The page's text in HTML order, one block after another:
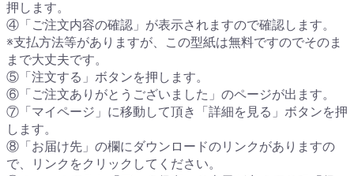
押します。
④「ご注文内容の確認」が表示されますので確認します。
※支払方法等がありますが、この型紙は無料ですのでそのま
まで大丈夫です。
⑤「注文する」ボタンを押します。
⑥「ご注文ありがとうございました」のページが出ます。
⑦「マイページ」に移動して頂き「詳細を見る」ボタンを押
します。
⑧「お届け先」の欄にダウンロードのリンクがありますの
で、リンクをクリックしてください。